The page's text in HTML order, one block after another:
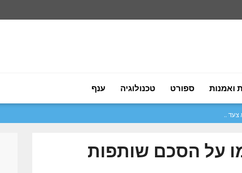
ענף טכנולוגיה ספורט ואמנות
על הסכם שותפות